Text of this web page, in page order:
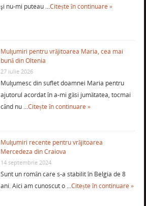
şi nu-mi puteau …Citește în continuare »
Mulţumiri pentru vrăjitoarea Maria, cea mai
bună din Oltenia
27 iulie 2026
Mulţumesc din suflet doamnei Maria pentru
ajutorul acordat în a-mi găsi jumătatea, tocmai
când nu …Citește în continuare »
Mulţumiri recente pentru vrăjitoarea
Mercedeza din Craiova
14 septembrie 2024
Sunt un român care s-a stabilit în Belgia de 8
ani. Aici am cunoscut o …Citește în continuare »